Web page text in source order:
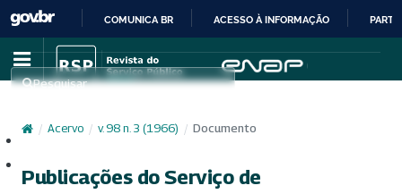
IR
PARA
CONTEÚDO
COMUNICA BR ACESSO À INFORMAÇÃO
Pesquisar
/ Acervo / v. 98 n. 3 (1966) / Documento
Publicações do Serviço de